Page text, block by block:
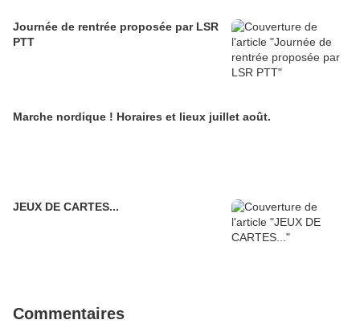
Journée de rentrée proposée par LSR
PTT
Marche nordique ! Horaires et lieux juillet août.
JEUX DE CARTES...
Commentaires